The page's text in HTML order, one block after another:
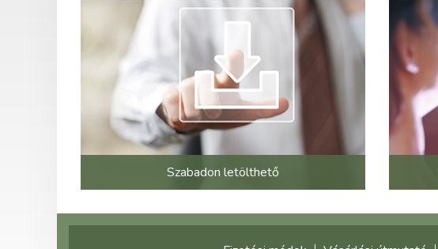
Szabadon letölthető